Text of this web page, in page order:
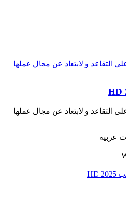
التقاعد والابتعاد عن مجال عملها
التقاعد والابتعاد عن مجال عملها
عربية